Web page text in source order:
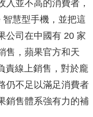
入並不高的消費者，
慧型手機，並把這
公司在中國有 20 家
售，蘋果官方和天
責線上銷售，對於龐
仍不足以滿足消費者
銷售體系強有力的補